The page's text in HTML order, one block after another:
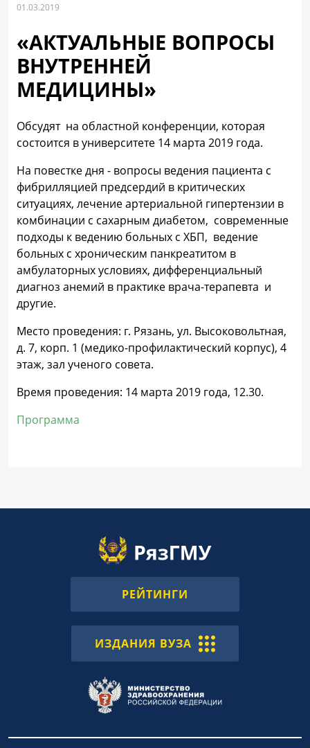
01.03.2019
«АКТУАЛЬНЫЕ ВОПРОСЫ
ВНУТРЕННЕЙ
МЕДИЦИНЫ»
Обсудят на областной конференции, которая
состоится в университете 14 марта 2019 года.
На повестке дня - вопросы ведения пациента с
фибрилляцией предсердий в критических
ситуациях, лечение артериальной гипертензии в
комбинации с сахарным диабетом, современные
подходы к ведению больных с ХБП, ведение
больных с хроническим панкреатитом в
амбулаторных условиях, дифференциальный
диагноз анемий в практике врача-терапевта и
другие.
Место проведения: г. Рязань, ул. Высоковольтная,
д. 7, корп. 1 (медико-профилактический корпус), 4
этаж, зал ученого совета.
Время проведения: 14 марта 2019 года, 12.30.
Программа
РЕЙТИНГИ
ИЗДАНИЯ ВУЗА